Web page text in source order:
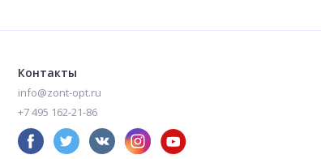
Контакты
info@zont-opt.ru
+7 495 162-21-86